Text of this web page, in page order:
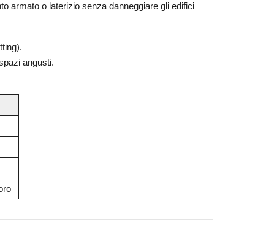
armato o laterizio senza danneggiare gli edifici
angusti.